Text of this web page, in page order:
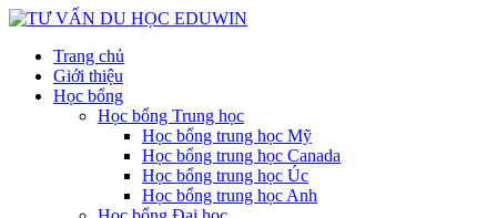
Trang chủ
Giới thiệu
Học bổng
Học bổng Trung học
Học bổng trung học Mỹ
Học bổng trung học Canada
Học bổng trung học Úc
Học bổng trung học Anh